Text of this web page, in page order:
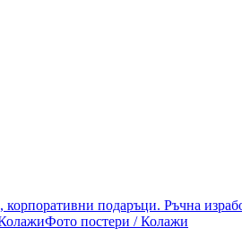
подаръци. Ръчна
Фото постери / Колажи